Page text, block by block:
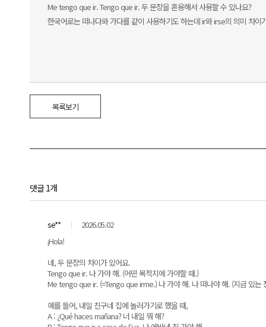
Me tengo que ir. Tengo que ir. 두 문장을 혼용해서 사용할 수 있나요?
한국어로는 떠나다와 가다를 같이 사용하기도 하는데 ir와 irse의 의미 차이
목록보기
댓글 1개
se**
2026.05.02
¡Hola!
네, 두 문장의 차이가 있어요.
Tengo que ir. 나 가야 해. (어떤 목적지에 가야할 때.)
Me tengo que ir. (=Tengo que irme.) 나 가야 해. 나 떠나야 해. (지금 있는
예를 들어, 내일 친구네 집에 놀러가기로 했을 때,
A : ¿Qué haces mañana? 너 내일 뭐 해?